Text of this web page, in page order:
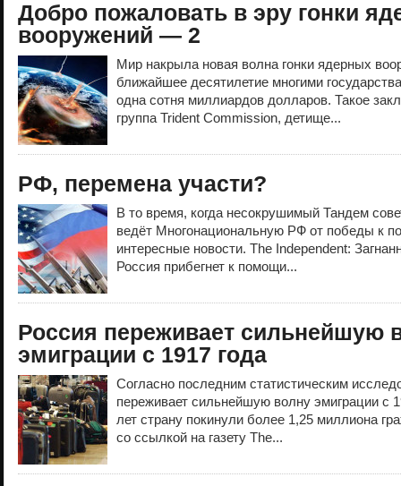
Добро пожаловать в эру гонки
вооружений — 2
Мир накрыла новая волна гонки ядерных
ближайшее десятилетие многими
одна сотня миллиардов долларов. Такое
группа Trident Commission, детище...
РФ, перемена участи?
В то время, когда несокрушимый Тандем
ведёт Многонациональную РФ от победы к
интересные новости. The Independent:
Россия прибегнет к помощи...
Россия переживает сильнейшую
эмиграции с 1917 года
Согласно последним статистическим
переживает сильнейшую волну эмиграции с
лет страну покинули более 1,25 миллиона
со ссылкой на газету The...